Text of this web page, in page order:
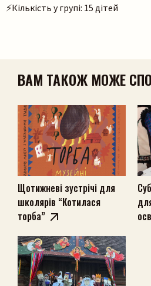
⚡Кількість у групі: 15 дітей
ВАМ ТАКОЖ МОЖЕ
Щотижневі зустрічі для
школярів “Котилася
торба”